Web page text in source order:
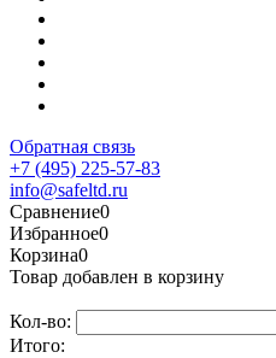
Обратная связь
+7 (495) 225-57-83
info@safeltd.ru
Сравнение0
Избранное0
Корзина0
Товар добавлен в корзину
Кол-во:
Итого: